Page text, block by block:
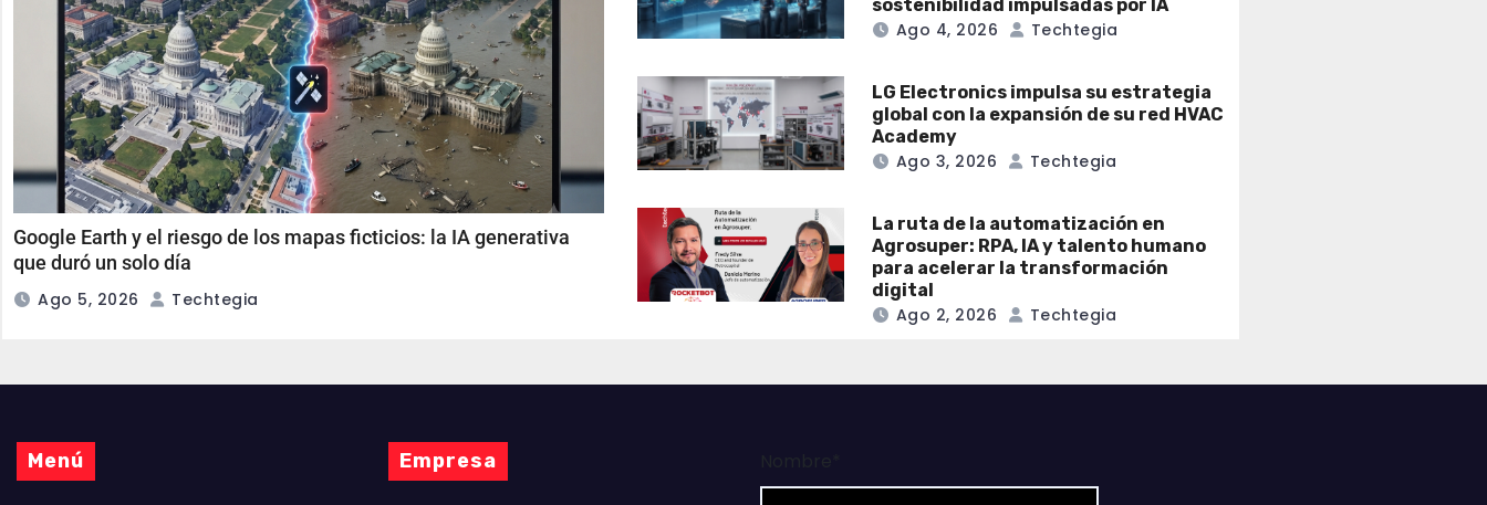
Google Earth y el riesgo de los mapas ficticios: la IA generativa
que duró un solo día
Ago 5, 2026 Techtegia
sostenibilidad impulsadas por IA
Ago 4, 2026 Techtegia
LG Electronics impulsa su estrategia
global con la expansión de su red HVAC
Academy
Ago 3, 2026 Techtegia
La ruta de la automatización en
Agrosuper: RPA, IA y talento humano
para acelerar la transformación
digital
Ago 2, 2026 Techtegia
Menú Empresa